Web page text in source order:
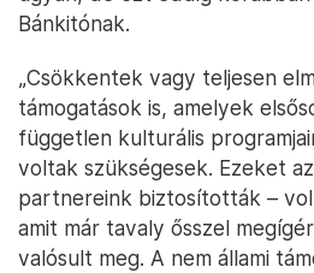
Bánkitónak.
„Csökkentek vagy teljesen
támogatások is, amelyek
független kulturális
voltak szükségesek. Ezeket
partnereink biztosították –
amit már tavaly ősszel
valósult meg. A nem állami